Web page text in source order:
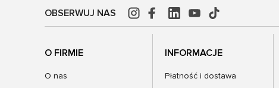
OBSERWUJ NAS
O FIRMIE
O nas
INFORMACJE
Płatność i dostawa